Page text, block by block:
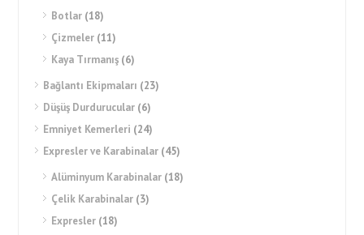
Botlar (18)
Çizmeler (11)
Kaya Tırmanış (6)
Bağlantı Ekipmaları (23)
Düşüş Durdurucular (6)
Emniyet Kemerleri (24)
Expresler ve Karabinalar (45)
Alüminyum Karabinalar (18)
Çelik Karabinalar (3)
Expresler (18)